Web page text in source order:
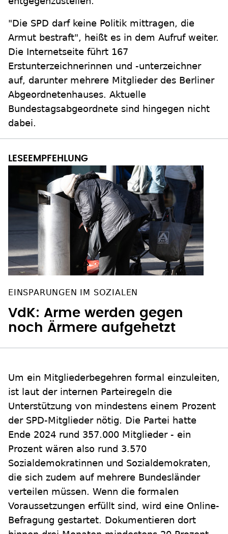
"Die SPD darf keine Politik mittragen, die
Armut bestraft", heißt es in dem Aufruf weiter.
Die Internetseite führt 167
Erstunterzeichnerinnen und -unterzeichner
auf, darunter mehrere Mitglieder des Berliner
Abgeordnetenhauses. Aktuelle
Bundestagsabgeordnete sind hingegen nicht
dabei.
EINSPARUNGEN IM SOZIALEN
VdK: Arme werden gegen
noch Ärmere aufgehetzt
Um ein Mitgliederbegehren formal einzuleiten,
ist laut der internen Parteiregeln die
Unterstützung von mindestens einem Prozent
der SPD-Mitglieder nötig. Die Partei hatte
Ende 2024 rund 357.000 Mitglieder - ein
Prozent wären also rund 3.570
Sozialdemokratinnen und Sozialdemokraten,
die sich zudem auf mehrere Bundesländer
verteilen müssen. Wenn die formalen
Voraussetzungen erfüllt sind, wird eine Online-
Befragung gestartet. Dokumentieren dort